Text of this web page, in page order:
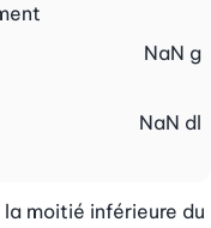
NaN g
NaN dl
la moitié inférieure du